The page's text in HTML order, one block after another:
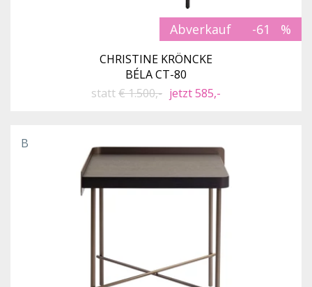
Abverkauf -61
CHRISTINE KRÖNCKE
BÉLA CT-80
statt€ 1.500,- jetzt 585,-
B